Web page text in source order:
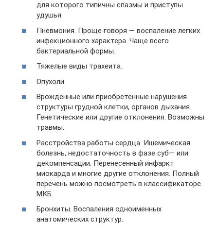
для которого типичны спазмы и приступы
удушья.
Пневмония. Проще говоря — воспаление легких
инфекционного характера. Чаще всего
бактериальной формы.
Тяжелые виды трахеита.
Опухоли.
Врожденные или приобретенные нарушения
структуры грудной клетки, органов дыхания.
Генетические или другие отклонения. Возможны
травмы.
Расстройства работы сердца. Ишемическая
болезнь, недостаточность в фазе суб— или
декомпенсации. Перенесенный инфаркт
миокарда и многие другие отклонения. Полный
перечень можно посмотреть в классификаторе
МКБ.
Бронхиты. Воспаления одноименных
анатомических структур.